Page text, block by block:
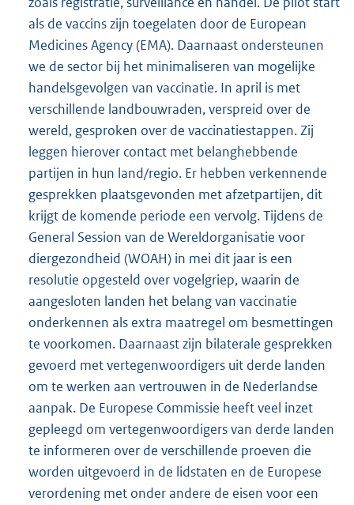
als de vaccins zijn toegelaten door de European
Medicines Agency (EMA). Daarnaast ondersteunen
we de sector bij het minimaliseren van mogelijke
handelsgevolgen van vaccinatie. In april is met
verschillende landbouwraden, verspreid over de
wereld, gesproken over de vaccinatiestappen. Zij
leggen hierover contact met belanghebbende
partijen in hun land/regio. Er hebben verkennende
gesprekken plaatsgevonden met afzetpartijen, dit
krijgt de komende periode een vervolg. Tijdens de
General Session van de Wereldorganisatie voor
diergezondheid (WOAH) in mei dit jaar is een
resolutie opgesteld over vogelgriep, waarin de
aangesloten landen het belang van vaccinatie
onderkennen als extra maatregel om besmettingen
te voorkomen. Daarnaast zijn bilaterale gesprekken
gevoerd met vertegenwoordigers uit derde landen
om te werken aan vertrouwen in de Nederlandse
aanpak. De Europese Commissie heeft veel inzet
gepleegd om vertegenwoordigers van derde landen
te informeren over de verschillende proeven die
worden uitgevoerd in de lidstaten en de Europese
verordening met onder andere de eisen voor een